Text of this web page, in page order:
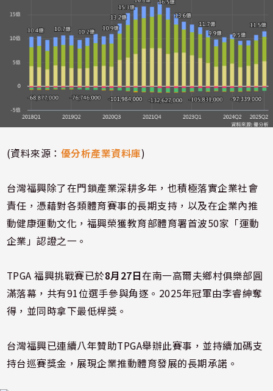
(資料來源： 優分析產業資料庫)
台灣福興除了在門鎖產業深耕多年，也積極落實企業社會
責任，憑藉對各類體育賽事的長期支持，以及在企業內推
動健康運動文化，福興榮獲教育部體育署首波50家「運動
企業」認證之一。
TPGA 福興挑戰賽已於8月27日在南一高爾夫鄉村俱樂部圓
滿落幕，共有91位選手參與角逐。2025年冠軍由李睿紳奪
得，並同時拿下最低桿獎。
台灣福興已連續八年贊助TPGA舉辦此賽事，並持續加碼支
持台巡賽獎金，展現企業推動體育發展的長期承諾。